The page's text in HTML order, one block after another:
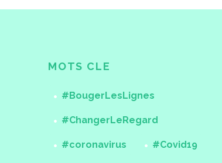
MOTS CLE
#BougerLesLignes
#ChangerLeRegard
#coronavirus #Covid19